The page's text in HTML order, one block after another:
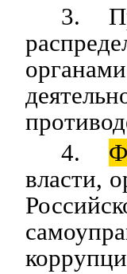
3.
4.
власти,